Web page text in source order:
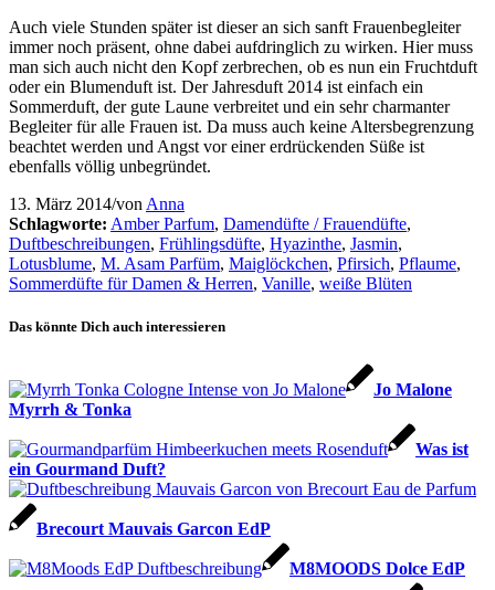
Auch viele Stunden später ist dieser an sich sanft Frauenbegleiter
immer noch präsent, ohne dabei aufdringlich zu wirken. Hier muss
man sich auch nicht den Kopf zerbrechen, ob es nun ein Fruchtduft
oder ein Blumenduft ist. Der Jahresduft 2014 ist einfach ein
Sommerduft, der gute Laune verbreitet und ein sehr charmanter
Begleiter für alle Frauen ist. Da muss auch keine Altersbegrenzung
beachtet werden und Angst vor einer erdrückenden Süße ist
ebenfalls völlig unbegründet.
13. März 2014/von Anna
Schlagworte: Amber Parfum, Damendüfte / Frauendüfte,
Duftbeschreibungen, Frühlingsdüfte, Hyazinthe, Jasmin,
Lotusblume, M. Asam Parfüm, Maiglöckchen, Pfirsich, Pflaume,
Sommerdüfte für Damen & Herren, Vanille, weiße Blüten
Das könnte Dich auch interessieren
Jo Malone
Myrrh & Tonka
Was ist
ein Gourmand Duft?
Brecourt Mauvais Garcon EdP
M8MOODS Dolce EdP